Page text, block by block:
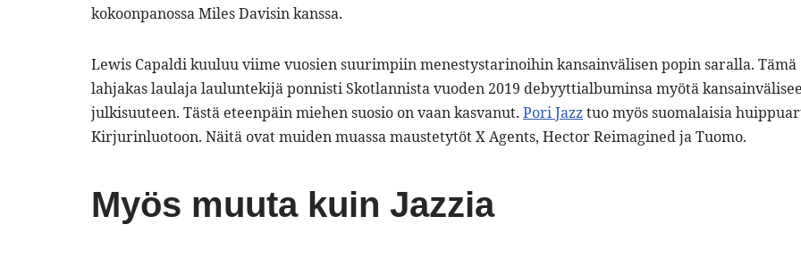
kokoonpanossa Miles Davisin kanssa.
Lewis Capaldi kuuluu viime vuosien suurimpiin menestystarinoihin kansainvälisen popin saralla. Tämä
lahjakas laulaja lauluntekijä ponnisti Skotlannista vuoden 2019 debyyttialbuminsa myötä
julkisuuteen. Tästä eteenpäin miehen suosio on vaan kasvanut. Pori Jazztuo myös suomalaisia
Kirjurinluotoon. Näitä ovat muiden muassa maustetytöt X Agents, Hector Reimagined ja Tuomo.
Myös muuta kuin Jazzia